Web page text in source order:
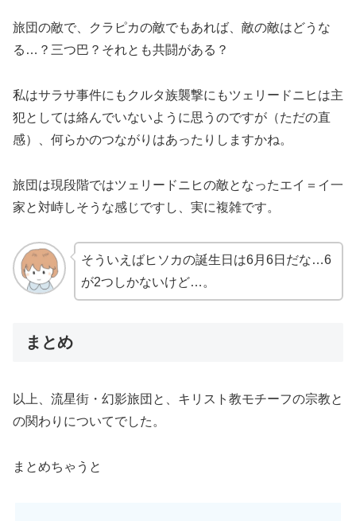
旅団の敵で、クラピカの敵でもあれば、敵の敵はどうな
る…？三つ巴？それとも共闘がある？
私はサラサ事件にもクルタ族襲撃にもツェリードニヒは主
犯としては絡んでいないように思うのですが（ただの直
感）、何らかのつながりはあったりしますかね。
旅団は現段階ではツェリードニヒの敵となったエイ＝イ一
家と対峙しそうな感じですし、実に複雑です。
そういえばヒソカの誕生日は6月6日だな…6
が2つしかないけど…。
まとめ
以上、流星街・幻影旅団と、キリスト教モチーフの宗教と
の関わりについてでした。
まとめちゃうと